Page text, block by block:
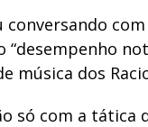
música dos
só com a tática